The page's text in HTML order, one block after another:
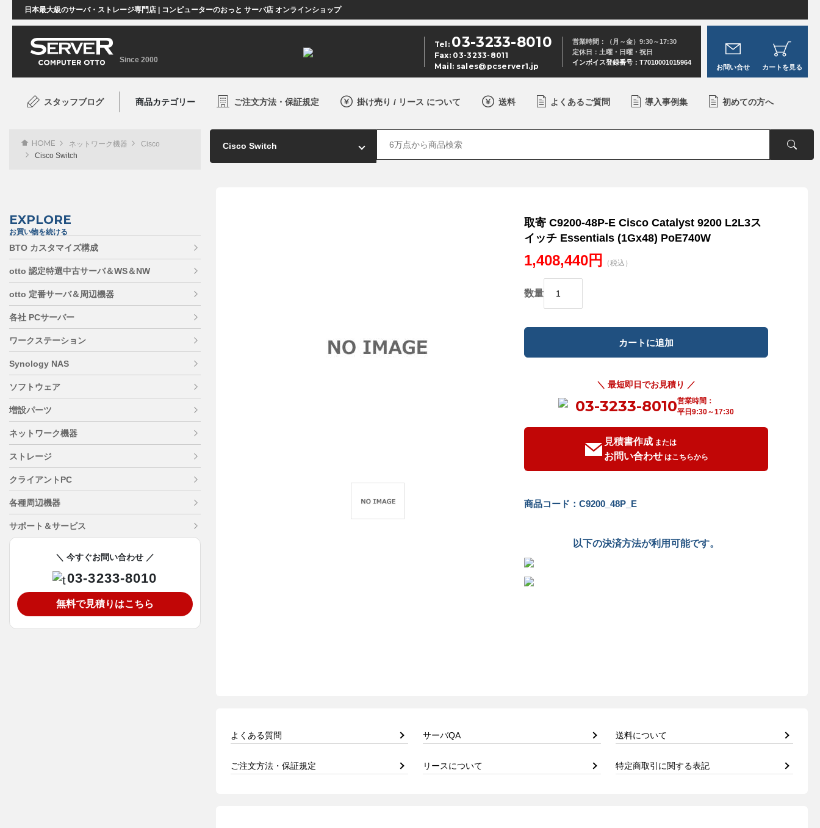
日本最大級のサーバ・ストレージ専門店 | コンピューターのおっと サーバ店 オンラインショップ
Since 2000
Tel: 03-3233-8010
Fax: 03-3233-8011
Mail: sales@pcserver1.jp
営業時間：（月～金）9:30～17:30
定休日：土曜・日曜・祝日
インボイス登録番号：T7010001015964
お問い合せ カートを見る
スタッフブログ 商品カテゴリー ご注文方法・保証規定 掛け売り / リース について 送料 よくあるご質問 導入事例集 初めての方へ
取寄 C9200-48P-E Cisco Catalyst 9200 L2L3ス
イッチ Essentials (1Gx48) PoE740W
1,408,440円 （税込）
数量
＼ 最短即日でお見積り ／
03-3233-8010営業時間：
平日9:30～17:30
見積書作成 または
お問い合わせ はこちらから
商品コード：C9200_48P_E
以下の決済方法が利用可能です。
よくある質問 サーバQA 送料について
ご注文方法・保証規定 リースについて 特定商取引に関する表記
HOME ネットワーク機器
Cisco
Cisco Switch
EXPLORE
お買い物を続ける
BTO カスタマイズ構成
otto 認定特選中古サーバ＆WS＆NW
otto 定番サーバ＆周辺機器
各社 PCサーバー
ワークステーション
Synology NAS
ソフトウェア
増設パーツ
ネットワーク機器
ストレージ
クライアントPC
各種周辺機器
サポート＆サービス
＼ 今すぐお問い合わせ ／
03-3233-8010
無料で見積りはこちら